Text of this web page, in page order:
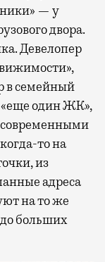
— у
двора.
Девелопер
в семейный
«еще один ЖК»,
то на
из
адреса
на то же
больших